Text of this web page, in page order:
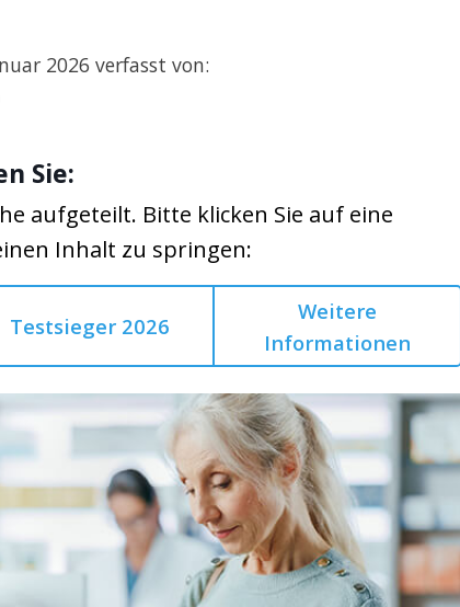
2026 verfasst von:
Sie:
aufgeteilt. Bitte klicken Sie auf eine
Inhalt zu springen:
Testsieger 2026
Weitere
Informationen